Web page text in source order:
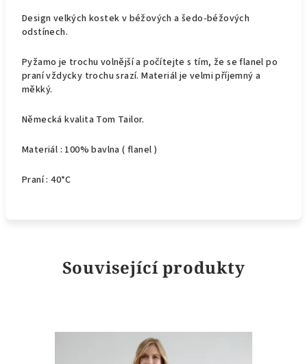
Design velkých kostek v béžových a šedo-béžových
odstínech.
Pyžamo je trochu volnější a počítejte s tím, že se flanel po
praní vždycky trochu srazí. Materiál je velmi příjemný a
měkký.
Německá kvalita Tom Tailor.
Materiál : 100% bavlna ( flanel )
Praní : 40*C
Související produkty